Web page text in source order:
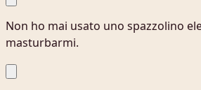
Non ho mai usato uno spazzolino
masturbarmi.